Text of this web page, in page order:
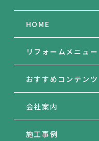
HOME
リフォームメニュー
おすすめコンテンツ
会社案内
施工事例